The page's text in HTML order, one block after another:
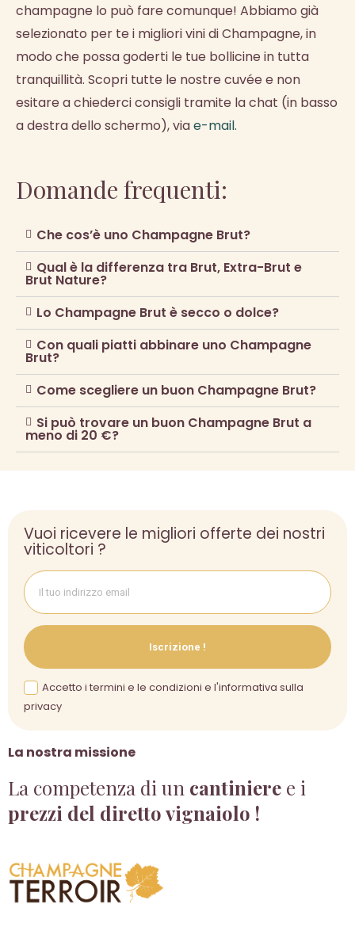
champagne lo può fare comunque! Abbiamo già
selezionato per te i migliori vini di Champagne, in
modo che possa goderti le tue bollicine in tutta
tranquillità. Scopri tutte le nostre cuvée e non
esitare a chiederci consigli tramite la chat (in basso
a destra dello schermo), viae-mail.
Domande frequenti:
Che cos’è uno Champagne Brut?
Qual è la differenza tra Brut, Extra-Brut e
Brut Nature?
Lo Champagne Brut è secco o dolce?
Con quali piatti abbinare uno Champagne
Brut?
Come scegliere un buon Champagne Brut?
Si può trovare un buon Champagne Brut a
meno di 20 €?
La nostra missione
La competenza di un cantiniere e i
prezzi del diretto vignaiolo !
Vuoi ricevere le migliori offerte dei nostri
viticoltori ?
Iscrizione !
Accetto i termini e le condizioni e l'informativa sulla
privacy